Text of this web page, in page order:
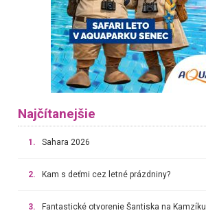
Najčítanejšie
1. Sahara 2026
2. Kam s deťmi cez letné prázdniny?
3. Fantastické otvorenie Šantiska na Kamzíku